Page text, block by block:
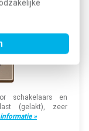
schakelaars en
(gelakt), zeer
»